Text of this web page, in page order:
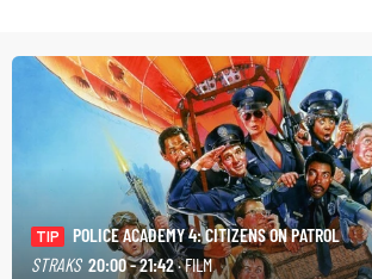
TIP
POLICE ACADEMY 4: CITIZENS ON PATROL
STRAKS 20:00 - 21:42· FILM